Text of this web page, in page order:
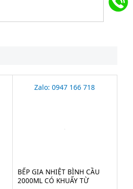
Zalo: 0947 166 718
BẾP GIA NHIỆT BÌNH CẦU
2000ML CÓ KHUẤY TỪ